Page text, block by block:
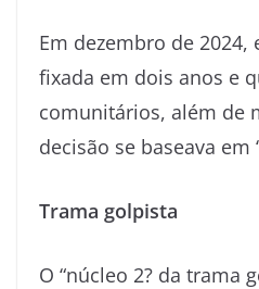
Em dezembro de
fixada em dois anos e
comunitários, além de
decisão se baseava em
Trama golpista
O “núcleo 2? da trama